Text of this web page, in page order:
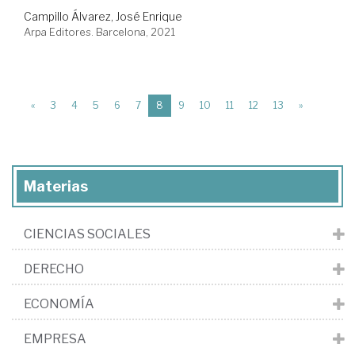
Campillo Álvarez, José Enrique
Arpa Editores. Barcelona, 2021
« 3 4 5 6 7 8 (current)
9 10 11 12 13 »
Materias
CIENCIAS SOCIALES
DERECHO
ECONOMÍA
EMPRESA